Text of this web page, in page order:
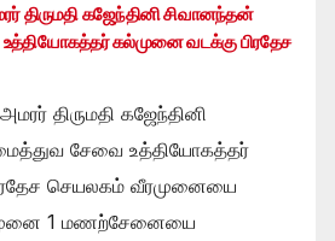
திருமதி கஜேந்தினி சிவானந்தன்
கல்முனை வடக்கு பிரதேச
திருமதி கஜேந்தினி
சேவை உத்தியோகத்தர்
செயலகம் வீரமுனையை
1 மணற்சேனையை